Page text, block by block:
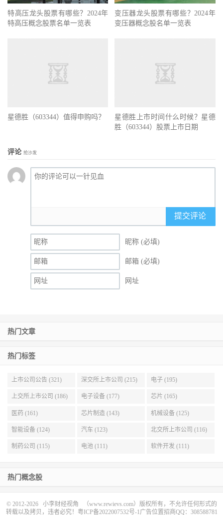
特高压龙头股票有哪些？2024年
特高压概念股票名单一览表
变压器龙头股票有哪些？2024年
变压器概念股名单一览表
星德胜（603344）值得申购吗？
星德胜上市时间什么时候？星德
胜（603344）股票上市日期
评论 抢沙发
提交评论
昵称 (必填)
邮箱 (必填)
网址
热门文章
热门标签
上市公司公告 (321) 深交所上市公司 (215) 电子 (195)
上交所上市公司 (186) 电子设备 (177) 芯片 (165)
医药 (161) 芯片制造 (143) 机械设备 (125)
智能设备 (124) 汽车 (123) 北交所上市公司 (116)
制药公司 (115) 电池 (111) 软件开发 (111)
热门概念股
© 2012-2026 小李财经视角 （www.rewievs.com）版权所有，不允许任何形式的
转载以及拷贝，违者必究！
粤ICP备2022007532号-1 广告位置招商QQ：308588781